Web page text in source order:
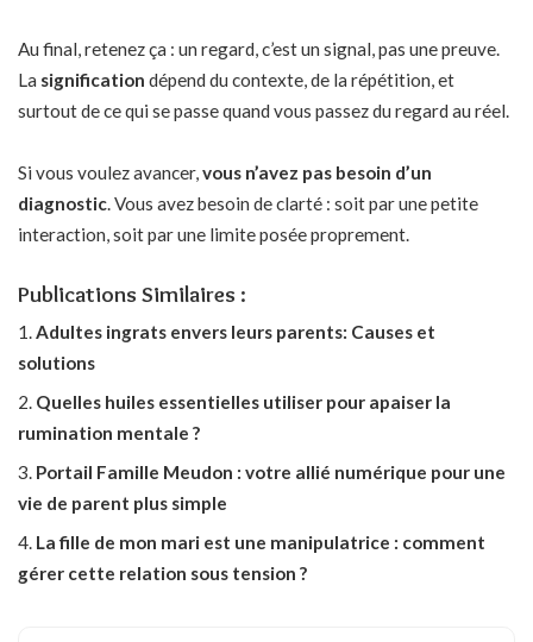
Au final, retenez ça : un regard, c’est un signal, pas une preuve.
La signification dépend du contexte, de la répétition, et
surtout de ce qui se passe quand vous passez du regard au réel.
Si vous voulez avancer,vous n’avez pas besoin d’un
diagnostic. Vous avez besoin de clarté : soit par une petite
interaction, soit par une limite posée proprement.
Publications Similaires :
Adultes ingrats envers leurs parents: Causes et
solutions
Quelles huiles essentielles utiliser pour apaiser la
rumination mentale ?
Portail Famille Meudon : votre allié numérique pour une
vie de parent plus simple
La fille de mon mari est une manipulatrice : comment
gérer cette relation sous tension ?